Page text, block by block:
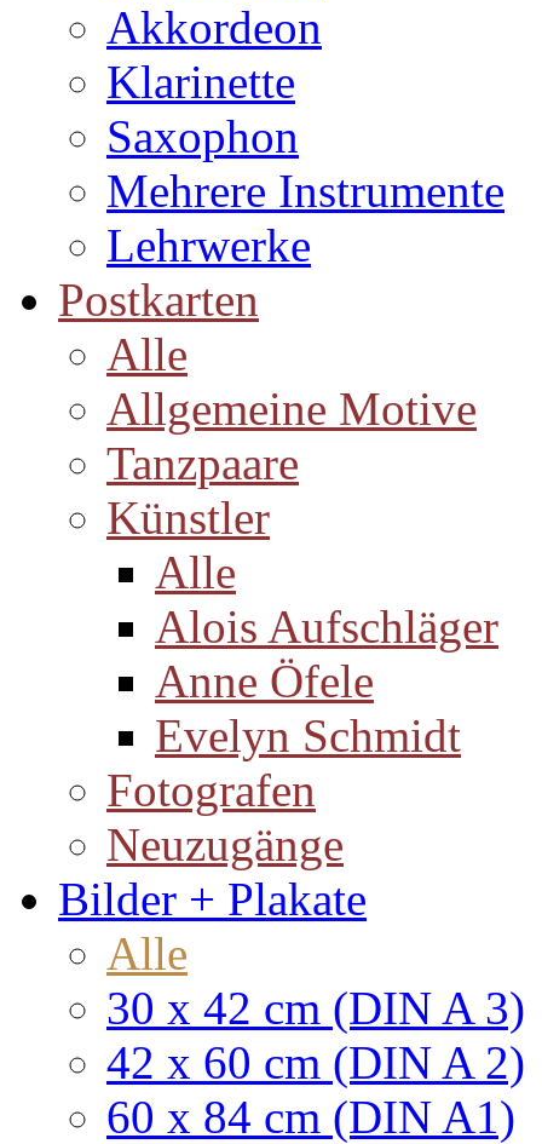
Akkordeon
Klarinette
Saxophon
Mehrere Instrumente
Lehrwerke
Postkarten
Alle
Allgemeine Motive
Tanzpaare
Künstler
Alle
Alois Aufschläger
Anne Öfele
Evelyn Schmidt
Fotografen
Neuzugänge
Bilder + Plakate
Alle
30 x 42 cm (DIN A 3)
42 x 60 cm (DIN A 2)
60 x 84 cm (DIN A1)